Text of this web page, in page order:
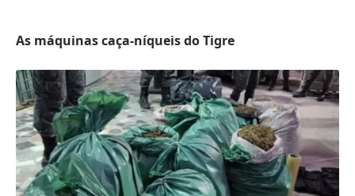
As máquinas caça-níqueis do Tigre